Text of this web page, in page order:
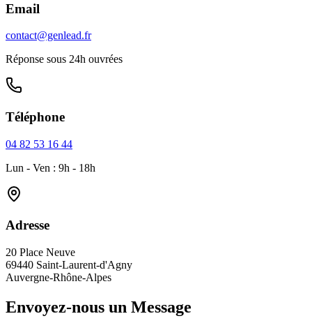
Email
contact@genlead.fr
Réponse sous 24h ouvrées
Téléphone
04 82 53 16 44
Lun - Ven : 9h - 18h
Adresse
20 Place Neuve
69440 Saint-Laurent-d'Agny
Auvergne-Rhône-Alpes
Envoyez-nous un Message